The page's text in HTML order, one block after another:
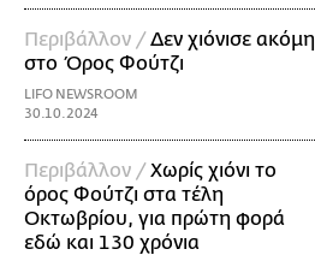
Περιβάλλον /Δεν χιόνισε ακόμη
στο Όρος Φούτζι
LIFO NEWSROOM
30.10.2024
Περιβάλλον /Χωρίς χιόνι το
όρος Φούτζι στα τέλη
Οκτωβρίου, για πρώτη φορά
εδώ και 130 χρόνια